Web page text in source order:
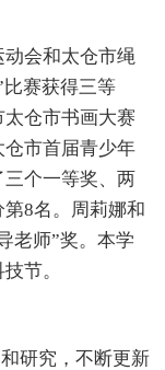
会和太仓市绳
赛获得三等
仓市书画大赛
市首届青少年
个一等奖、两
8名。周莉娜和
老师”奖。本学
节。
研究，不断更新